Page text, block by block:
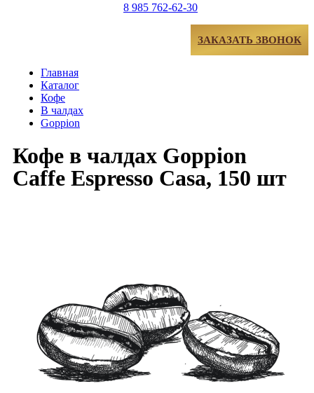
8 985 762-62-30
ЗАКАЗАТЬ ЗВОНОК
Главная
Каталог
Кофе
В чалдах
Goppion
Кофе в чалдах Goppion
Caffe Espresso Casa, 150 шт